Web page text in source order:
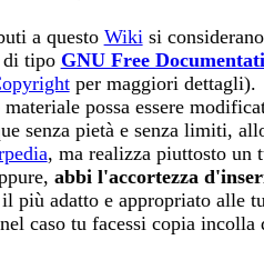
a questo Wikisi considerano
di tipo GNU Free
per maggiori dettagli).
possa essere
senza pietà e senza limiti,
, ma realizza piuttosto un
abbi l'accortezza
più adatto e appropriato alle
caso tu facessi copia incolla